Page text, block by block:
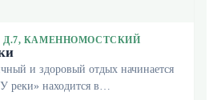
Д.7, КАМЕННОМОСТСКИЙ
и здоровый отдых начинается
реки» находится в